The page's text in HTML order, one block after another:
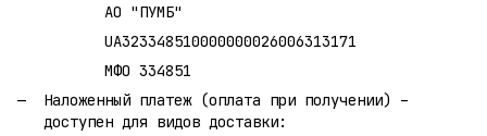
АО "ПУМБ"
UA323348510000000026006313171
МФО 334851
Наложенный платеж (оплата при получении) –
доступен для видов доставки: